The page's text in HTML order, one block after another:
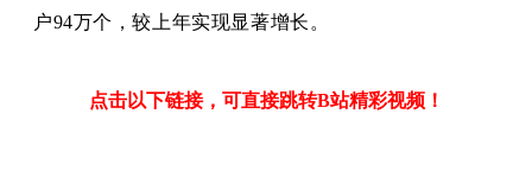
户94万个，较上年实现显著增长。
点击以下链接，可直接跳转B站精彩视频！